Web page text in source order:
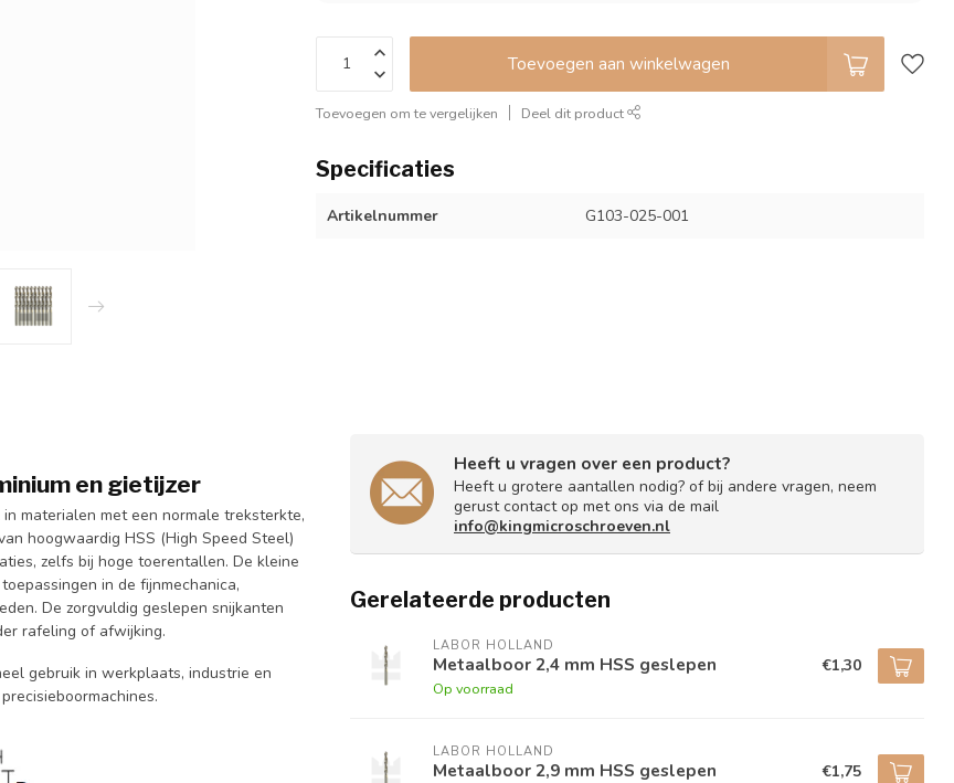
Toevoegen aan winkelwagen
Toevoegen om te vergelijken Deel dit product
Specificaties
Artikelnummer G103-025-001
en gietijzer
materialen met een normale treksterkte,
hoogwaardig HSS (High Speed Steel)
zelfs bij hoge toerentallen. De kleine
in de fijnmechanica,
De zorgvuldig geslepen snijkanten
rafeling of afwijking.
gebruik in werkplaats, industrie en
Heeft u vragen over een product?
Heeft u grotere aantallen nodig? of bij andere vragen, neem
gerust contact op met ons via de mail
info@kingmicroschroeven.nl
Gerelateerde producten
LABOR HOLLAND
Metaalboor 2,4 mm HSS geslepen
Op voorraad
€1,30
LABOR HOLLAND
Metaalboor 2,9 mm HSS geslepen €1,75